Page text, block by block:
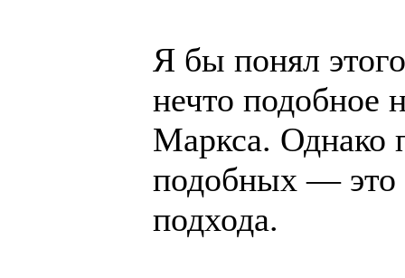
Я бы понял
нечто подобное
Маркса. Однако
подобных — это
подхода.